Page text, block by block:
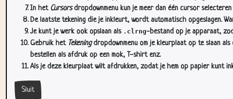
In het Cursorsdropdownmenu kun je meer dan één cursor
De laatste tekening die je inkleurt, wordt automatisch opgeslagen.
Je kunt je werk ook opslaan als .clrng-bestand op je apparaat,
Gebruik het Tekeningdropdownmenu om je kleurplaat op te slaan
bestellen als afdruk op een mok, T-shirt enz.
Als je deze kleurplaat wilt afdrukken, zodat je hem op papier kunt
Sluit